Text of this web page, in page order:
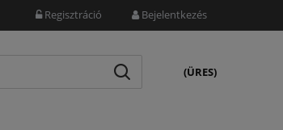
Regisztráció Bejelentkezés
(ÜRES)